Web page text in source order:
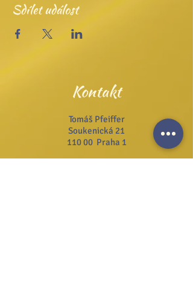
Sdílet událost
Kontakt
Tomáš Pfeiffer
Soukenická 21
110 00 Praha 1